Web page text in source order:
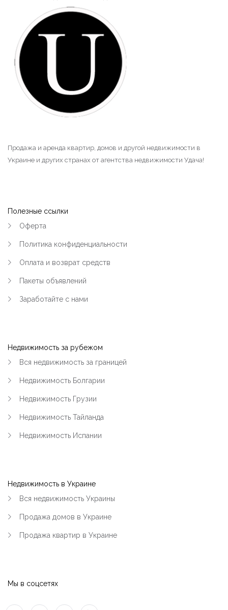
Продажа и аренда квартир, домов и другой недвижимости в
Украине и других странах от агентства недвижимости Удача!
Полезные ссылки
Оферта
Политика конфиденциальности
Оплата и возврат средств
Пакеты объявлений
Заработайте с нами
Недвижимость за рубежом
Вся недвижимость за границей
Недвижимость Болгарии
Недвижимость Грузии
Недвижимость Тайланда
Недвижимость Испании
Недвижимость в Украине
Вся недвижимость Украины
Продажа домов в Украине
Продажа квартир в Украине
Мы в соцсетях